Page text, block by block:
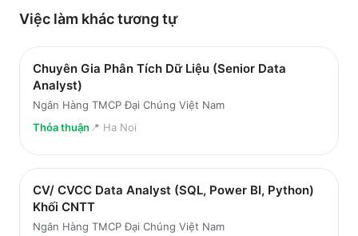
Việc làm kháctương tự
Chuyên Gia Phân Tích Dữ Liệu (Senior Data
Analyst)
Ngân Hàng TMCP Đại Chúng Việt Nam
Thỏa thuận 📍 Ha Noi
CV/ CVCC Data Analyst (SQL, Power BI, Python)
Khối CNTT
Ngân Hàng TMCP Đại Chúng Việt Nam